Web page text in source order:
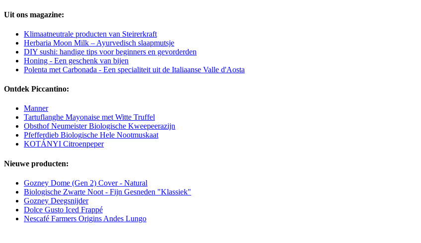
Uit ons magazine:
Klimaatneutrale producten van Steirerkraft
Herbaria Moon Milk – Ayurvedisch slaapmutsje
DIY sushi: handige tips voor beginners en gevorderden
Honing - Een geschenk van bijen
Polenta met Carbonada - Een specialiteit uit de Italiaanse Valle d'Aosta
Ontdek Piccantino:
Manner
Tartuflanghe Mayonaise met Witte Truffel
Obsthof Neumeister Biologische Kweepeerazijn
Pfefferdieb Biologische Hele Nootmuskaat
KOTÁNYI Citroenpeper
Nieuwe producten:
Gozney Dome (Gen 2) Cover - Natural
Biologische Zwarte Noot - Fijn Gesneden "Klassiek"
Gozney Deegsnijder
Dolce Gusto Iced Frappé
Nescafé Farmers Origins Andes Lungo